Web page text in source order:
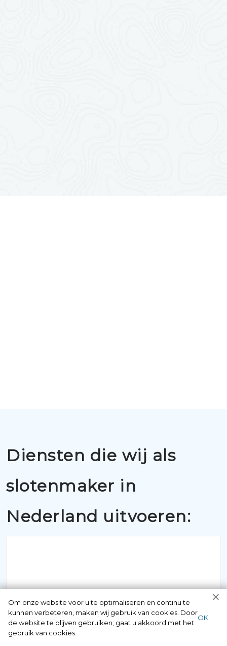
Diensten die wij als
slotenmaker in
Nederland uitvoeren:
BUITENSLUITINGEN
Als u belt met 097006521500 krijgt u
Om onze website voor u te optimaliseren en continu te
kunnen verbeteren, maken wij gebruik van cookies. Door
de website te blijven gebruiken, gaat u akkoord met het
gebruik van cookies.
ОК